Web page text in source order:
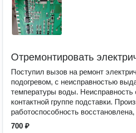
Отремонтировать
Поступил вызов на ремонт
подогревом, с неисправностью
температуры воды. Неисправность
контактной группе подставки.
работоспособность
700 ₽